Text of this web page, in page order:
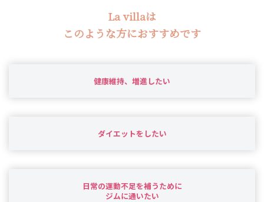
La villaは
このような方におすすめです
健康維持、増進したい
ダイエットをしたい
日常の運動不足を補うために
ジムに通いたい